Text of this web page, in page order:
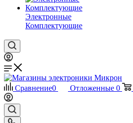
Электронные
Комплектующие
Сравнение0 Отложенные 0